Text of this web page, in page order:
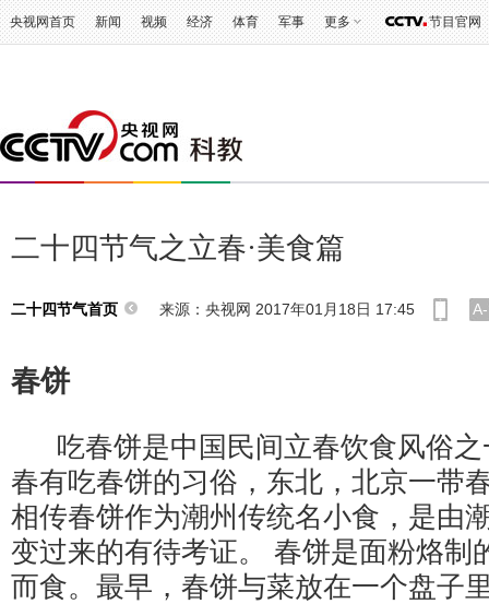
央视网首页 新闻 视频 经济 体育 军事 更多 节目官网
二十四节气之立春·美食篇
二十四节气首页 来源：央视网 2017年01月18日 17:45 A-
春饼
吃春饼是中国民间立春饮食风俗之
春有吃春饼的习俗，东北，北京一带
相传春饼作为潮州传统名小食，是由
变过来的有待考证。 春饼是面粉烙制
而食。最早，春饼与菜放在一个盘子